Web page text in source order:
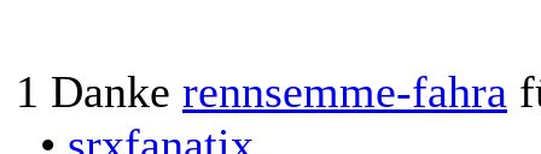
1 Danke rennsemme-fahra
• srxfanatix